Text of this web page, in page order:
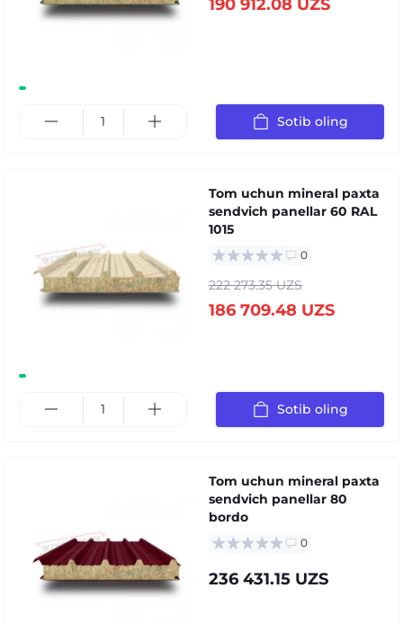
190 912.08 UZS
Sotib oling
Tom uchun mineral paxta
sendvich panellar 60 RAL
1015
0
222 273.35 UZS
186 709.48 UZS
Sotib oling
Tom uchun mineral paxta
sendvich panellar 80
bordo
0
236 431.15 UZS